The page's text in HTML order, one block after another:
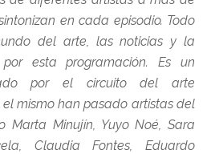
en cada episodio. Todo
del arte, las noticias y la
esta programación. Es un
por el circuito del arte
mismo han pasado artistas del
Marta Minujín, Yuyo Noé, Sara
Claudia Fontes, Eduardo